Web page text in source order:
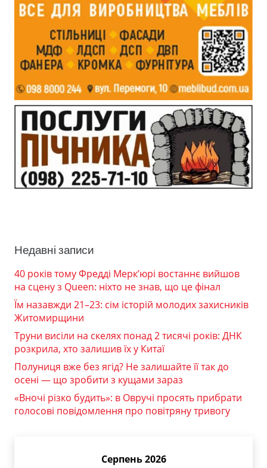
Недавні записи
40 років тому Фредді Мерк’юрі востаннє вийшов
на сцену з Queen: ніхто не знав, що це фінал
Їм назавжди 21–23: сім історій молодих захисників
Житомирщини
Труни висіли на скелях понад 2 тисячі років: ДНК
розкрила, хто залишив їх у Китаї
Полуниця вже без ягід? Не залишайте її так до
осені — що зробити з кущами зараз
«Вночі різко будить»: в Овручі просять прибрати
голосові повідомлення про повітряну тривогу
Серпень 2026